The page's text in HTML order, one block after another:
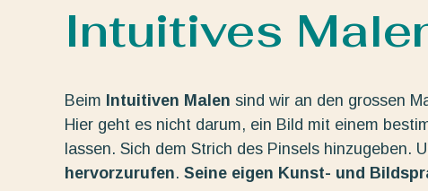
Intuitives
Beim Intuitiven Malen sind wir an den grossen
Hier geht es nicht darum, ein Bild mit einem
lassen. Sich dem Strich des Pinsels hinzugeben.
hervorzurufen. Seine eigen Kunst- und